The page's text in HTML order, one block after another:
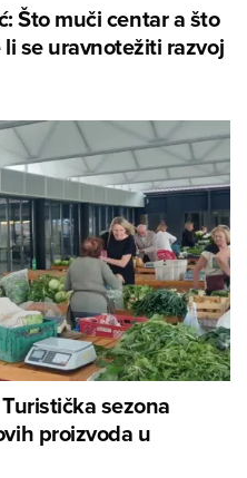
Što muči centar a što
se uravnotežiti razvoj
Turistička sezona
proizvoda u